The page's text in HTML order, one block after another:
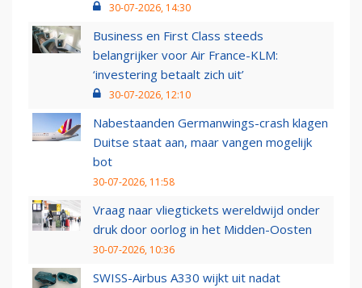
30-07-2026, 14:30
Business en First Class steeds
belangrijker voor Air France-KLM:
‘investering betaalt zich uit’
30-07-2026, 12:10
Nabestaanden Germanwings-crash klagen
Duitse staat aan, maar vangen mogelijk
bot
30-07-2026, 11:58
Vraag naar vliegtickets wereldwijd onder
druk door oorlog in het Midden-Oosten
30-07-2026, 10:36
SWISS-Airbus A330 wijkt uit nadat